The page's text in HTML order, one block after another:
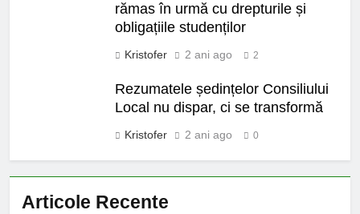
rămas în urmă cu drepturile și
obligațiile studenților
Kristofer 2 ani ago 2
Rezumatele ședințelor Consiliului
Local nu dispar, ci se transformă
Kristofer 2 ani ago 0
Articole Recente